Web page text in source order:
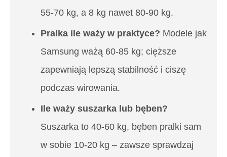
55-70 kg, a 8 kg nawet 80-90 kg.
Pralka ile waży w praktyce? Modele jak
Samsung ważą 60-85 kg; cięższe
zapewniają lepszą stabilność i ciszę
podczas wirowania.
Ile waży suszarka lub bęben?
Suszarka to 40-60 kg, bęben pralki sam
w sobie 10-20 kg – zawsze sprawdzaj